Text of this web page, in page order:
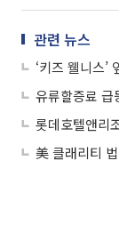
관련 뉴스